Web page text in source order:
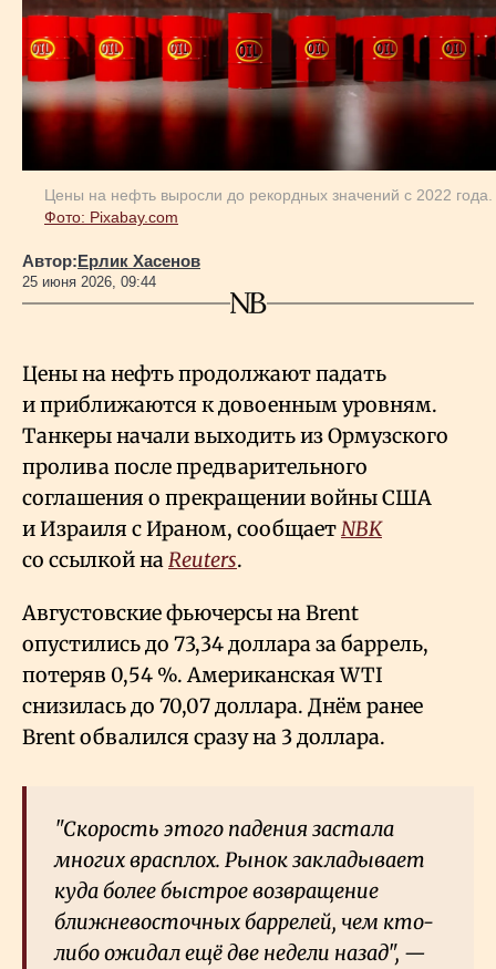
Власть
Геополитика
Исследования
Люди
Life & Arts
Все новости
Цены на нефть выросли до рекордных значений с 2022 года.
Фото: Pixabay.com
Автор:Ерлик Хасенов
25 июня 2026, 09:44
Цены на нефть продолжают падать
и приближаются к довоенным уровням.
Танкеры начали выходить из Ормузского
пролива после предварительного
соглашения о прекращении войны США
и Израиля с Ираном, сообщаетNBK
со ссылкой наReuters.
Августовские фьючерсы на Brent
опустились до 73,34 доллара за баррель,
потеряв 0,54 %. Американская WTI
снизилась до 70,07 доллара. Днём ранее
Brent обвалился сразу на 3 доллара.
"Скорость этого падения застала
многих врасплох. Рынок закладывает
куда более быстрое возвращение
ближневосточных баррелей, чем кто-
либо ожидал ещё две недели назад", —